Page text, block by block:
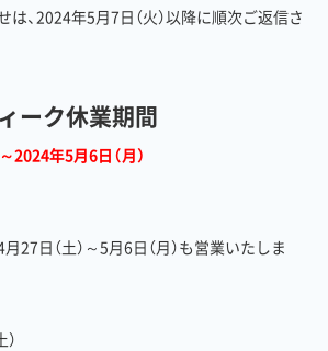
、2024年5月7日（火）以降に順次ご返信さ
ーク休業期間
2024年5月6日（月）
27日（土）～5月6日（月）も営業いたしま